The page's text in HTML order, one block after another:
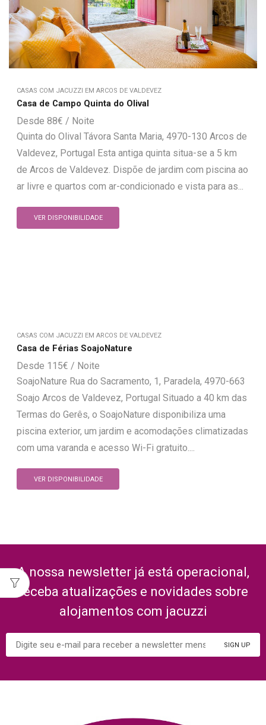
CASAS COM JACUZZI EM ARCOS DE VALDEVEZ
Casa de Campo Quinta do Olival
88€
Quinta do Olival Távora Santa Maria, 4970-130 Arcos de
Valdevez, Portugal Esta antiga quinta situa-se a 5 km
de Arcos de Valdevez. Dispõe de jardim com piscina ao
ar livre e quartos com ar-condicionado e vista para as...
VER DISPONIBILIDADE
CASAS COM JACUZZI EM ARCOS DE VALDEVEZ
Casa de Férias SoajoNature
115€
SoajoNature Rua do Sacramento, 1, Paradela, 4970-663
Soajo Arcos de Valdevez, Portugal Situado a 40 km das
Termas do Gerês, o SoajoNature disponibiliza uma
piscina exterior, um jardim e acomodações climatizadas
com uma varanda e acesso Wi-Fi gratuito....
VER DISPONIBILIDADE
A nossa newsletter já está operacional,
receba atualizações e novidades sobre
alojamentos com jacuzzi